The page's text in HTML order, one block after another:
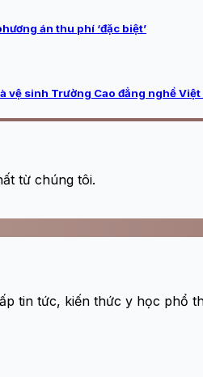
án thu phí ‘đặc biệt’
sinh Trường Cao đẳng nghề Việt
từ chúng tôi.
tin tức, kiến thức y học phổ